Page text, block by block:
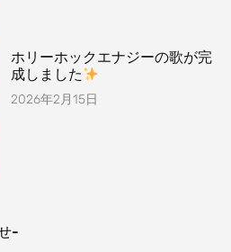
ホリーホックエナジーの歌が完
成しました
2026年2月15日
-